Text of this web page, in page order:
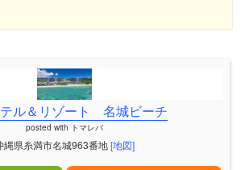
ル＆リゾート 名城ビーチ
posted with トマレバ
縄県糸満市名城963番地[地図]